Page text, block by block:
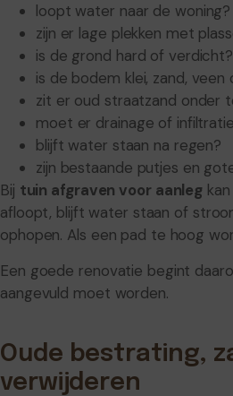
loopt water naar de woning?
zijn er lage plekken met
is de grond hard of verdicht?
is de bodem klei, zand,
zit er oud straatzand onder
moet er drainage of
blijft water staan na regen?
zijn bestaande putjes en
Bij tuin afgraven voor aanleg
afloopt, blijft water staan of
ophopen. Als een pad te hoog
Een goede renovatie begint
aangevuld moet worden.
Oude bestrating,
verwijderen